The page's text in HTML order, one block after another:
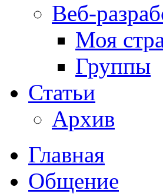
Веб-
Моя
Группы
Статьи
Архив
Главная
Общение